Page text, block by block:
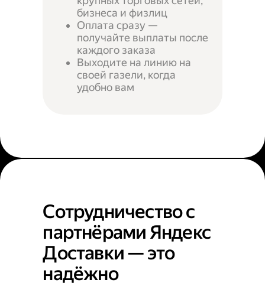
бизнеса и физлиц
Оплата сразу —
получайте выплаты после
каждого заказа
Выходите на линию на
своей газели, когда
удобно вам
Сотрудничество с
партнёрами Яндекс
Доставки — это
надёжно